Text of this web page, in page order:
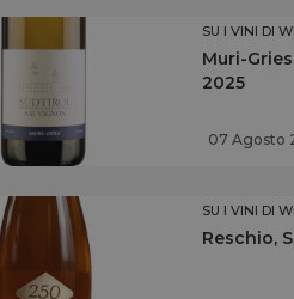
SU I VINI DI
Muri-
2025
07 Agosto
SU I VINI DI
Reschio,